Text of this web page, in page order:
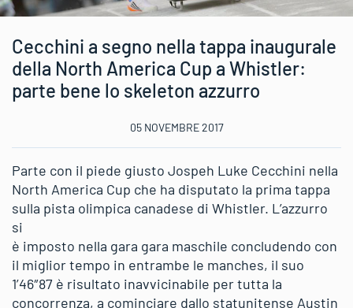
Cecchini a segno nella tappa inaugurale
della North America Cup a Whistler:
parte bene lo skeleton azzurro
05 NOVEMBRE 2017
Parte con il piede giusto Jospeh Luke Cecchini nella
North America Cup che ha disputato la prima tappa
sulla pista olimpica canadese di Whistler. L’azzurro
si
è imposto nella gara gara maschile concludendo con
il miglior tempo in entrambe le manches, il suo
1’46″87 è risultato inavvicinabile per tutta la
concorrenza, a cominciare dallo statunitense Austin